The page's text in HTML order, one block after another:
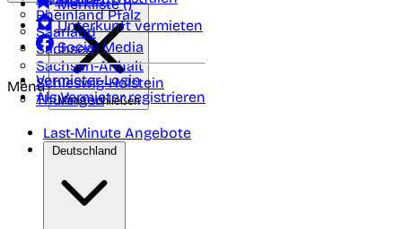
Rheinland Pfalz
Saarland
Sachsen
Sachsen-Anhalt
Schleswig-Holstein
Thüringen
Merkliste ()
Unterkunft vermieten
Social Media
Vermieter-Login
Als Vermieter registrieren
Menü
Menü schließen
Last-Minute Angebote
Deutschland